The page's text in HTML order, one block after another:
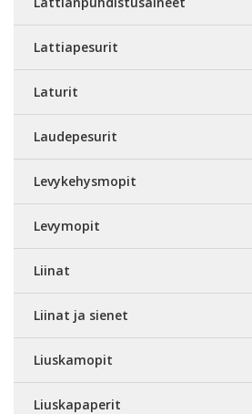
Lattiapesurit
Laturit
Laudepesurit
Levykehysmopit
Levymopit
Liinat
Liinat ja sienet
Liuskamopit
Liuskapaperit